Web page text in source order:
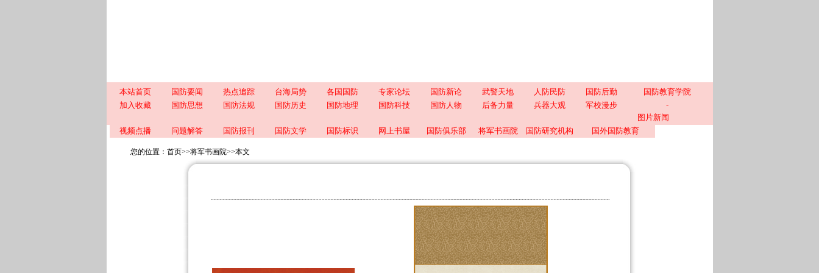
本站首页 国防要闻 热点追踪 台海局势 各国国防 专家论坛 国防新论 武警天地 人防民防 国防后勤
国防教育学院
加入收藏
国防思想 国防法规 国防历史 国防地理 国防科技 国防人物 后备力量 兵器大观 军校漫步
-
图片新闻
视频点播
问题解答 国防报刊 国防文学 国防标识 网上书屋 国防俱乐部 将军书画院 国防研究机构 国外国防教育
您的位置： 首页>>将军书画院>>本文